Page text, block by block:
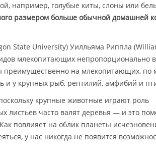
например, голубые киты, слоны или
размером больше обычной домашней
State University) Уилльяма Риппла
млекопитающих непропорционально
преимущественно на млекопитающих,
и у крупных рыб, рептилий, амфибий и
крупные животные играют роль
листьев часто валят деревья — и это
повлияет на облик планеты
у нас никогда не появится